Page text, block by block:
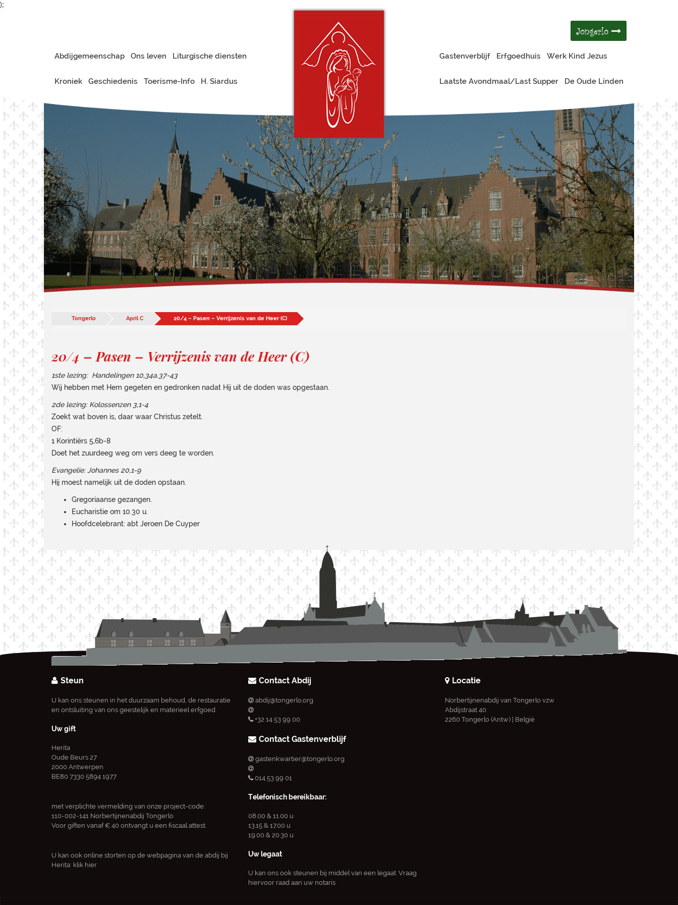
);
Jongerlo
Abdijgemeenschap Ons leven Liturgische diensten
Kroniek Geschiedenis Toerisme-Info H. Siardus
Gastenverblijf Erfgoedhuis Werk Kind Jezus
Laatste Avondmaal/Last Supper De Oude Linden
Tongerlo April C 20/4 – Pasen – Verrijzenis van de Heer (C)
20/4 – Pasen – Verrijzenis van de Heer (C)
1ste lezing: Handelingen 10,34a.37-43
Wij hebben met Hem gegeten en gedronken nadat Hij uit de doden was opgestaan.
2de lezing: Kolossenzen 3,1-4
Zoekt wat boven is, daar waar Christus zetelt.
OF:
1 Korintiërs 5,6b-8
Doet het zuurdeeg weg om vers deeg te worden.
Evangelie: Johannes 20,1-9
Hij moest namelijk uit de doden opstaan.
Gregoriaanse gezangen.
Eucharistie om 10.30 u.
Hoofdcelebrant: abt Jeroen De Cuyper
Steun
U kan ons steunen in het duurzaam behoud, de restauratie
en ontsluiting van ons geestelijk en materieel erfgoed.
Uw gift
Herita
Oude Beurs 27
2000 Antwerpen
BE80 7330 5894 1977
met verplichte vermelding van onze project-code:
110-002-141 Norbertijnenabdij Tongerlo
Voor giften vanaf € 40 ontvangt u een fiscaal attest.
U kan ook online storten op de webpagina van de abdij bij
Herita: klik hier
Contact Abdij
abdij@tongerlo.org
+32 14 53 99 00
Contact Gastenverblijf
gastenkwartier@tongerlo.org
014 53 99 01
Telefonisch bereikbaar:
08.00 & 11.00 u
13.15 & 17.00 u
19.00 & 20.30 u
Uw legaat
U kan ons ook steunen bij middel van een legaat. Vraag
hiervoor raad aan uw notaris
Locatie
Norbertijnenabdij van Tongerlo vzw
Abdijstraat 40
2260 Tongerlo (Antw.) | België